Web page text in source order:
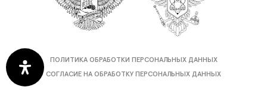
ПОЛИТИКА ОБРАБОТКИ ПЕРСОНАЛЬНЫХ ДАННЫХ
СОГЛАСИЕ НА ОБРАБОТКУ ПЕРСОНАЛЬНЫХ ДАННЫХ